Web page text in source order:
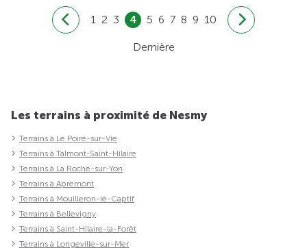
1 2 3 4 5 6 7 8 9 10
Dernière
Les terrains à proximité de Nesmy
Terrains à Le Poiré-sur-Vie
Terrains à Talmont-Saint-Hilaire
Terrains à La Roche-sur-Yon
Terrains à Apremont
Terrains à Mouilleron-le-Captif
Terrains à Bellevigny
Terrains à Saint-Hilaire-la-Forêt
Terrains à Longeville-sur-Mer